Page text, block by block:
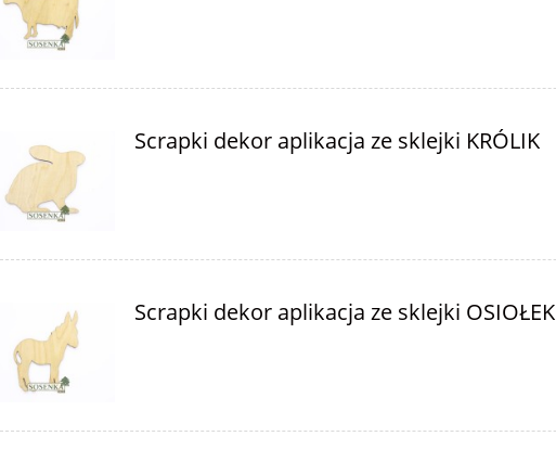
Scrapki dekor aplikacja ze sklejki KRÓLIK
Scrapki dekor aplikacja ze sklejki OSIOŁEK